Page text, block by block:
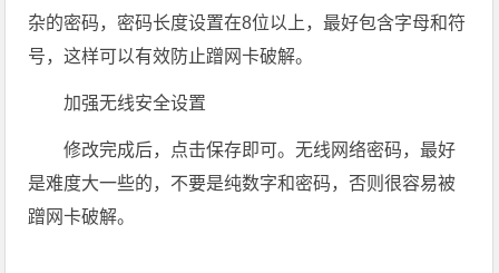
杂的密码，密码长度设置在8位以上，最好包含字母和符
号，这样可以有效防止蹭网卡破解。
加强无线安全设置
修改完成后，点击保存即可。无线网络密码，最好
是难度大一些的，不要是纯数字和密码，否则很容易被
蹭网卡破解。